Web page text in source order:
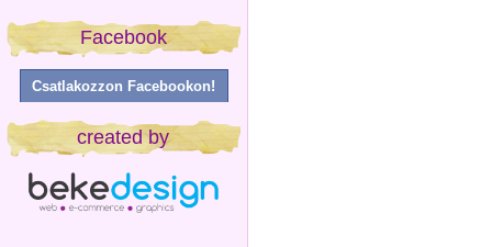
Facebook
Csatlakozzon Facebookon!
created by